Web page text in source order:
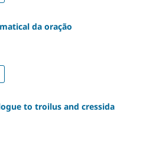
da oração
to troilus and cressida